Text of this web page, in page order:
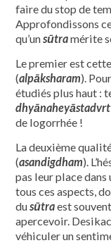
faire du stop de
Approfondissons
qu’un sūtramérite
Le premier est
(alpāksharam).
étudiés plus haut :
de logorrhée !
La deuxième
(asandigdham).
pas leur place dans
tous ces aspects,
du sūtraest
apercevoir.
véhiculer un